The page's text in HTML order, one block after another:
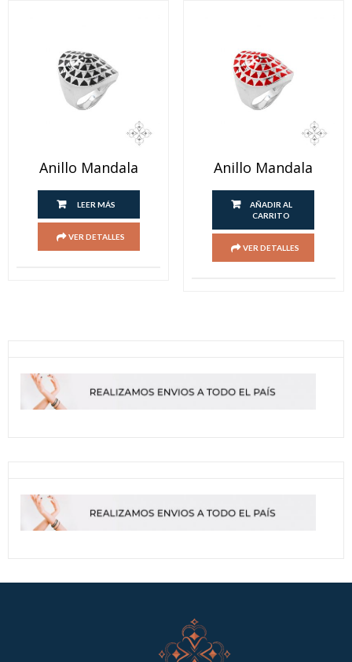
Anillo Mandala
LEER MÁS
VER DETALLES
Anillo Mandala
AÑADIR AL
CARRITO
VER DETALLES